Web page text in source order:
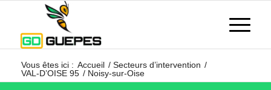
Vous êtes ici : Accueil / Secteurs d’intervention /
VAL-D’OISE 95 / Noisy-sur-Oise